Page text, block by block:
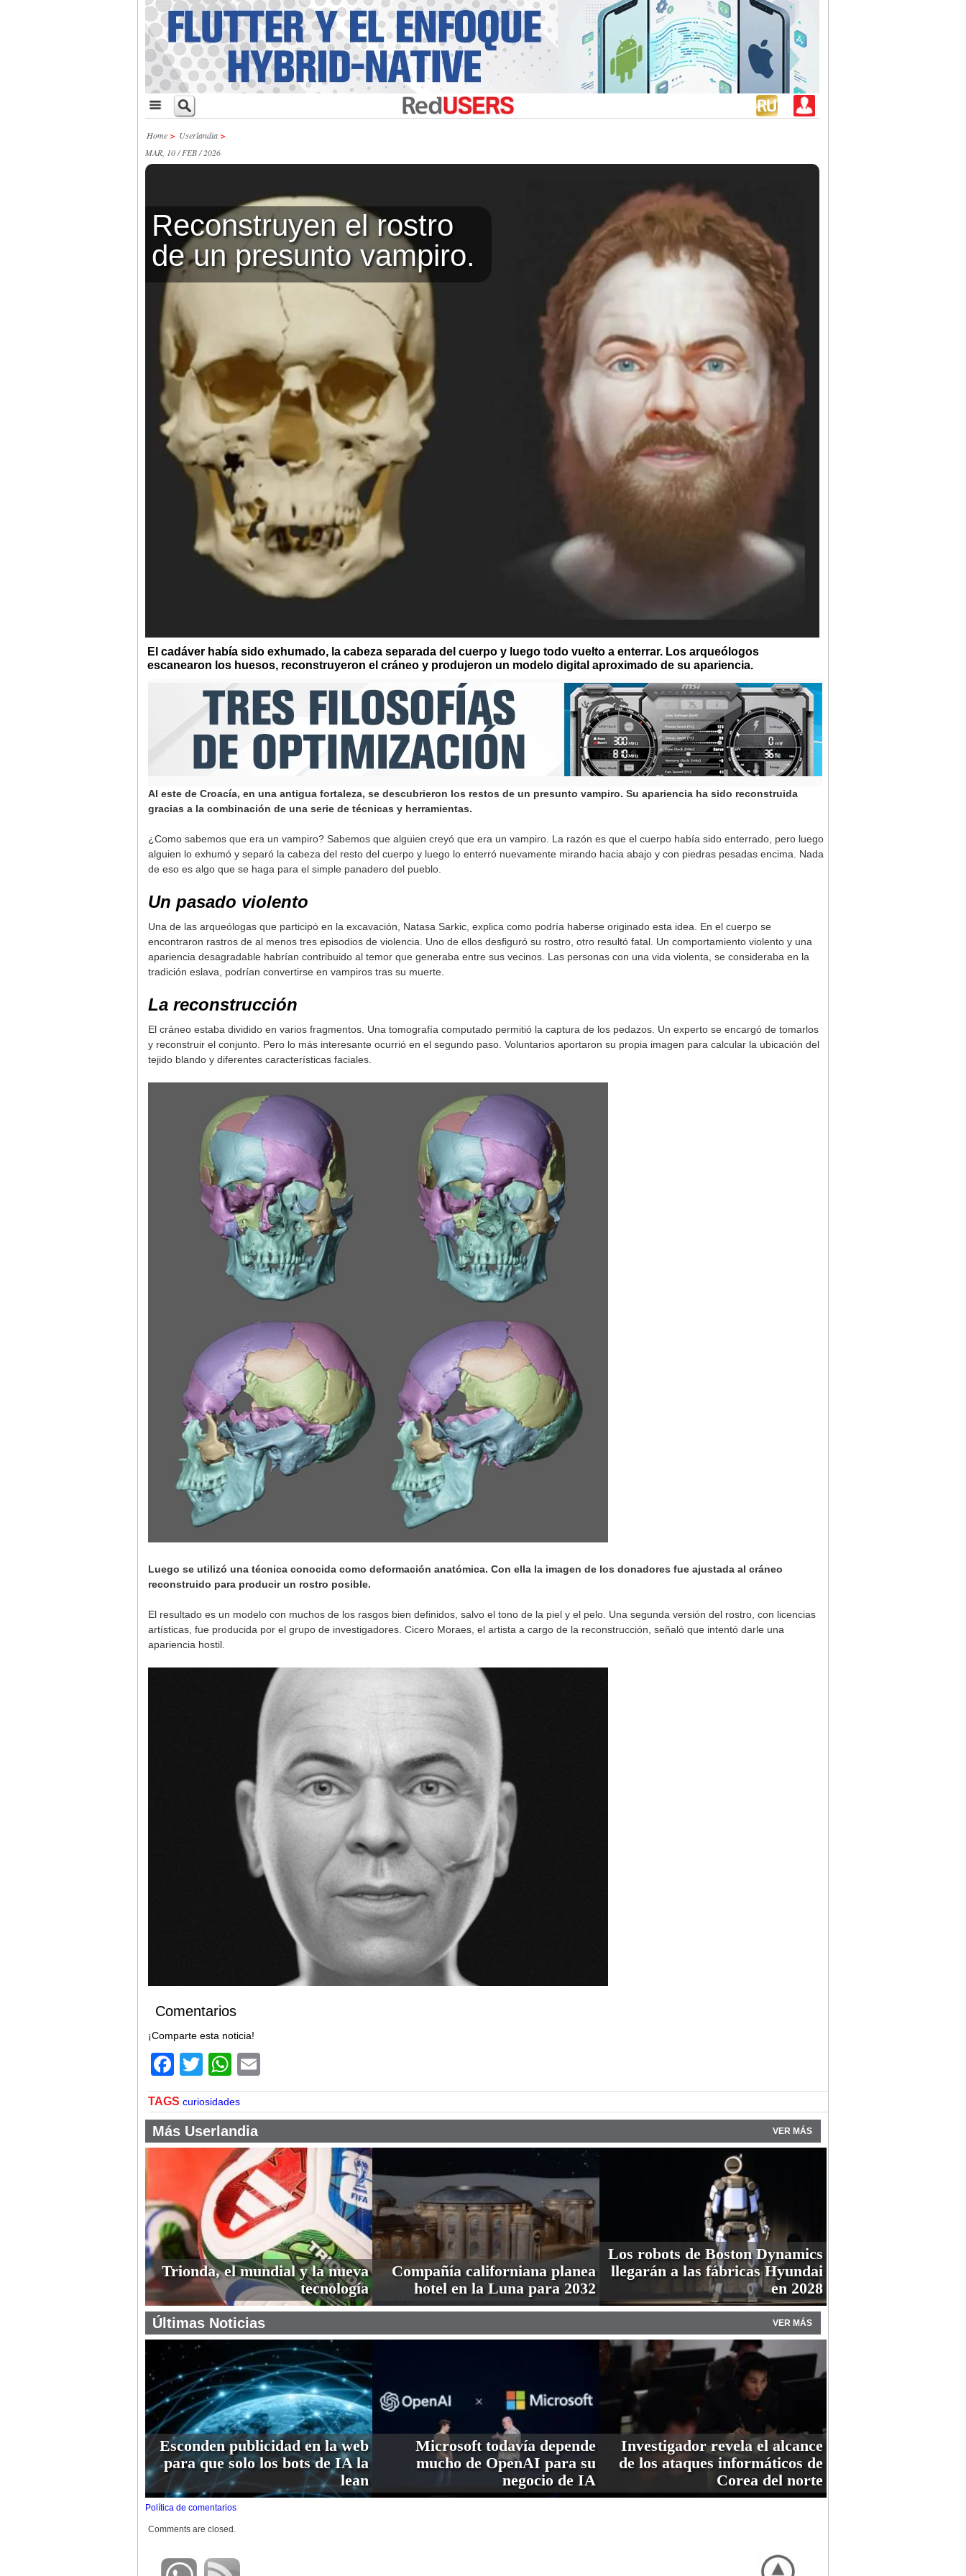
Home> Userlandia>
MAR, 10 / FEB / 2026
Reconstruyen el rostro
de un presunto vampiro.
El cadáver había sido exhumado, la cabeza separada del cuerpo y luego todo vuelto a enterrar. Los arqueólogos
escanearon los huesos, reconstruyeron el cráneo y produjeron un modelo digital aproximado de su apariencia.
Al este de Croacía, en una antigua fortaleza, se descubrieron los restos de un presunto vampiro. Su apariencia ha sido reconstruida
gracias a la combinación de una serie de técnicas y herramientas.
¿Como sabemos que era un vampiro? Sabemos que alguien creyó que era un vampiro. La razón es que el cuerpo había sido enterrado, pero luego
alguien lo exhumó y separó la cabeza del resto del cuerpo y luego lo enterró nuevamente mirando hacia abajo y con piedras pesadas encima. Nada
de eso es algo que se haga para el simple panadero del pueblo.
Un pasado violento
Una de las arqueólogas que participó en la excavación, Natasa Sarkic, explica como podría haberse originado esta idea. En el cuerpo se
encontraron rastros de al menos tres episodios de violencia. Uno de ellos desfiguró su rostro, otro resultó fatal. Un comportamiento violento y una
apariencia desagradable habrían contribuido al temor que generaba entre sus vecinos. Las personas con una vida violenta, se consideraba en la
tradición eslava, podrían convertirse en vampiros tras su muerte.
La reconstrucción
El cráneo estaba dividido en varios fragmentos. Una tomografía computado permitió la captura de los pedazos. Un experto se encargó de tomarlos
y reconstruir el conjunto. Pero lo más interesante ocurrió en el segundo paso. Voluntarios aportaron su propia imagen para calcular la ubicación del
tejido blando y diferentes características faciales.
Luego se utilizó una técnica conocida como deformación anatómica. Con ella la imagen de los donadores fue ajustada al cráneo
reconstruido para producir un rostro posible.
El resultado es un modelo con muchos de los rasgos bien definidos, salvo el tono de la piel y el pelo. Una segunda versión del rostro, con licencias
artísticas, fue producida por el grupo de investigadores. Cicero Moraes, el artista a cargo de la reconstrucción, señaló que intentó darle una
apariencia hostil.
Comentarios
¡Comparte esta noticia!
Facebook
TwitterWhatsApp
TAGS curiosidades
Más Userlandia VER MÁS
Trionda, el mundial y la nueva
tecnología
Compañía californiana planea
hotel en la Luna para 2032
Los robots de Boston Dynamics
llegarán a las fábricas Hyundai
en 2028
Últimas Noticias VER MÁS
Esconden publicidad en la web
para que solo los bots de IA la
lean
Microsoft todavía depende
mucho de OpenAI para su
negocio de IA
Investigador revela el alcance
de los ataques informáticos de
Corea del norte
Política de comentarios
Comments are closed.